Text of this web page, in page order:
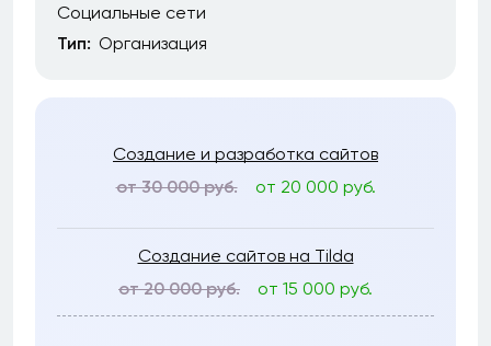
Социальные сети
Тип: Организация
Создание и разработка сайтов
от 30 000 руб.
от 20 000 руб.
Создание сайтов на Tilda
от 20 000 руб.
от 15 000 руб.